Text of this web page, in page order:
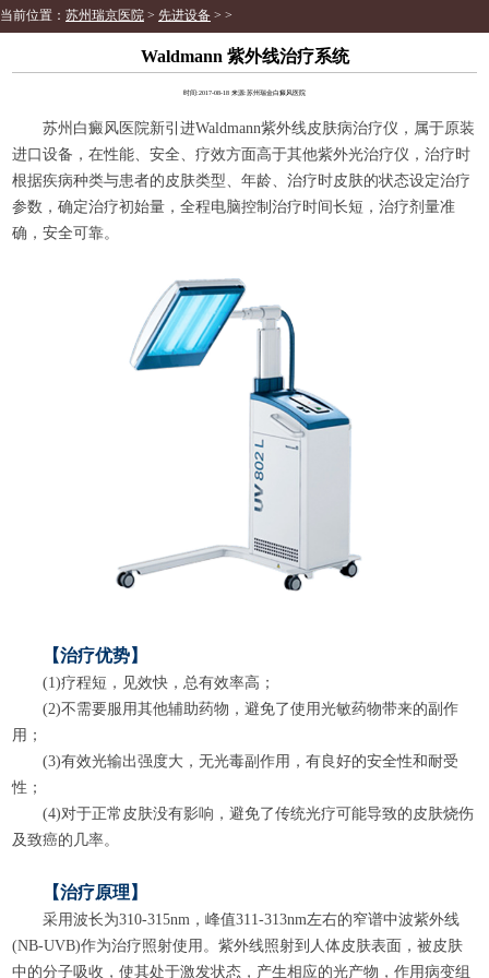
当前位置： 苏州瑞京医院 > 先进设备 > >
Waldmann 紫外线治疗系统
时间:2017-08-18 来源:苏州瑞金白癜风医院
苏州白癜风医院新引进Waldmann紫外线皮肤病治疗仪，属于原装
进口设备，在性能、安全、疗效方面高于其他紫外光治疗仪，治疗时
根据疾病种类与患者的皮肤类型、年龄、治疗时皮肤的状态设定治疗
参数，确定治疗初始量，全程电脑控制治疗时间长短，治疗剂量准
确，安全可靠。
【治疗优势】
(1)疗程短，见效快，总有效率高；
(2)不需要服用其他辅助药物，避免了使用光敏药物带来的副作
用；
(3)有效光输出强度大，无光毒副作用，有良好的安全性和耐受
性；
(4)对于正常皮肤没有影响，避免了传统光疗可能导致的皮肤烧伤
及致癌的几率。
【治疗原理】
采用波长为310-315nm，峰值311-313nm左右的窄谱中波紫外线
(NB-UVB)作为治疗照射使用。紫外线照射到人体皮肤表面，被皮肤
中的分子吸收，使其处于激发状态，产生相应的光产物，作用病变组